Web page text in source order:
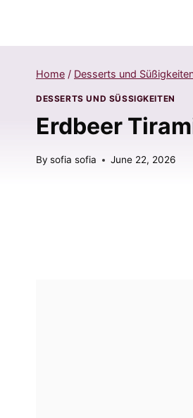
Home / Desserts und
DESSERTS UND SÜSSIGKEITEN
Erdbeer
By sofia sofia June 22, 2026